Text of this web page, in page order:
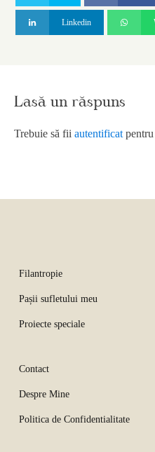
Linkedin
Lasă un răspuns
Trebuie să fii autentificat
Filantropie
Pașii sufletului meu
Proiecte speciale
Contact
Despre Mine
Politica de Confidentialitate